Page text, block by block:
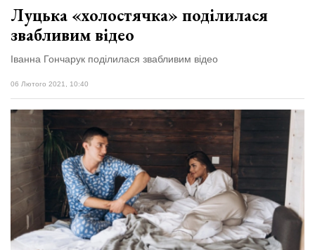
Луцька «холостячка» поділилася
звабливим відео
Іванна Гончарук поділилася звабливим відео
06 Лютого 2021, 10:40